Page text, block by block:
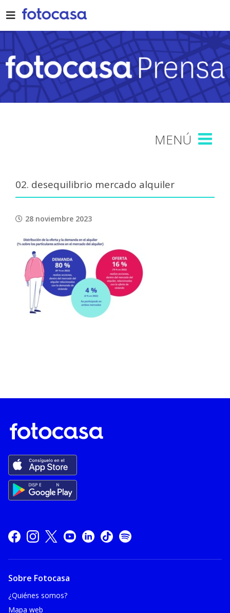
to
content
02. desequilibrio mercado alquiler
28 noviembre 2023
Sobre Fotocasa
¿Quiénes somos?
Mapa web